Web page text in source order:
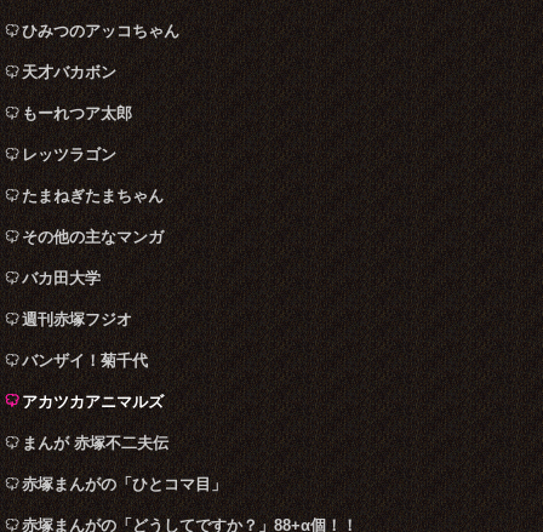
ひみつのアッコちゃん
天才バカボン
もーれつア太郎
レッツラゴン
たまねぎたまちゃん
その他の主なマンガ
バカ田大学
週刊赤塚フジオ
バンザイ！菊千代
アカツカアニマルズ
まんが 赤塚不二夫伝
赤塚まんがの「ひとコマ目」
赤塚まんがの「どうしてですか？」88+α個！！